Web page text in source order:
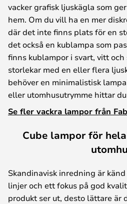
vacker grafisk ljuskägla som
hem. Om du vill ha en mer
där det inte finns plats för en
det också en kublampa som
finns kublampor i svart, vitt
storlekar med en eller flera
behöver en minimalistisk
eller utomhusutrymme hittar
Se fler vackra lampor från
Cube lampor för
Skandinavisk inredning är
linjer och ett fokus på god
produkt ser ut, desto lättare är